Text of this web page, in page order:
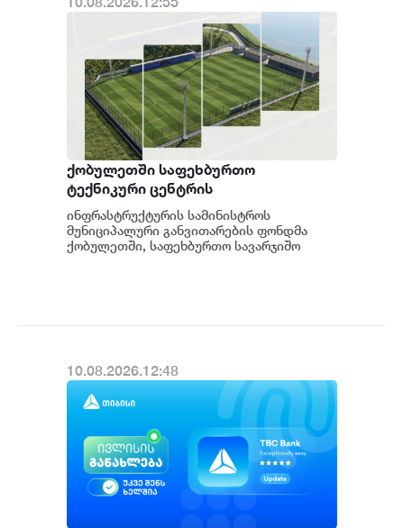
ქობულეთში საფეხბურთო
ტექნიკური ცენტრის
მშენებლობისთვის ტენდერი
გამოცხადდა
ინფრასტრუქტურის სამინისტროს
მუნიციპალური განვითარების ფონდმა
ქობულეთში, საფეხბურთო სავარჯიშო
10.08.2026.12:48